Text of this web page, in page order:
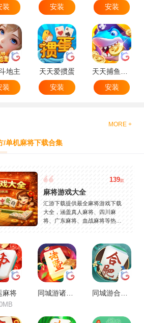
装
安装
安装
地主
装
天天爱掼蛋
安装
安装
MORE +
/单机麻将下载合集
139款
麻将游戏大全
汇游下载提供最全麻将游戏下载
大全，涵盖真人麻将、四川麻
将、广东麻将、血战麻将等热门
富，安全稳定，持续更新。
麻将 同城游诸暨包麻将